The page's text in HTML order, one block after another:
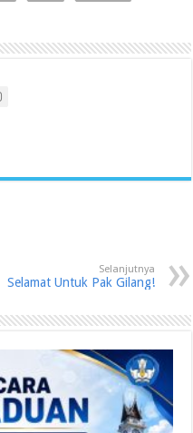
Selanjutnya
Selamat Untuk Pak Gilang!